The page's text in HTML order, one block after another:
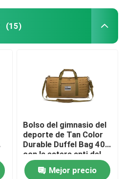
(15)
Bolso del gimnasio del
deporte de Tan Color
Durable Duffel Bag 40L
con la estera anti del
resbalón
Mejor precio